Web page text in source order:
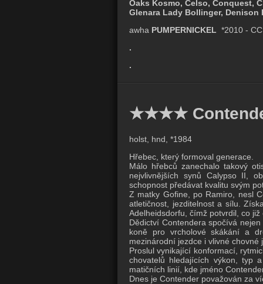
Oaks Kosmo, Celso, Conquest,
Glenara Lady Bollinger, Denison
awha PUMPERNICKEL *2010 -
.
.
★★★★
holst, hnd, *1984
Hřebec, který formoval generace.
Málo hřebců zanechalo takový
nejvlivnějších synů Calypso II,
schopnost předávat kvalitu svým
Z matky Gofine, po Ramiro, nesl
atletičnost, jezditelnost a sílu.
Adelheidsdorfu, čímž potvrdil, co
Dědictví Contendera spočívá
koně pro vrcholové skákání a
mezinárodní jezdce i vlivné
Proslul vynikající konformací,
chovatelů hledajících výkon, typ
matičních linií, kde jméno
Dnes je Contender považován za